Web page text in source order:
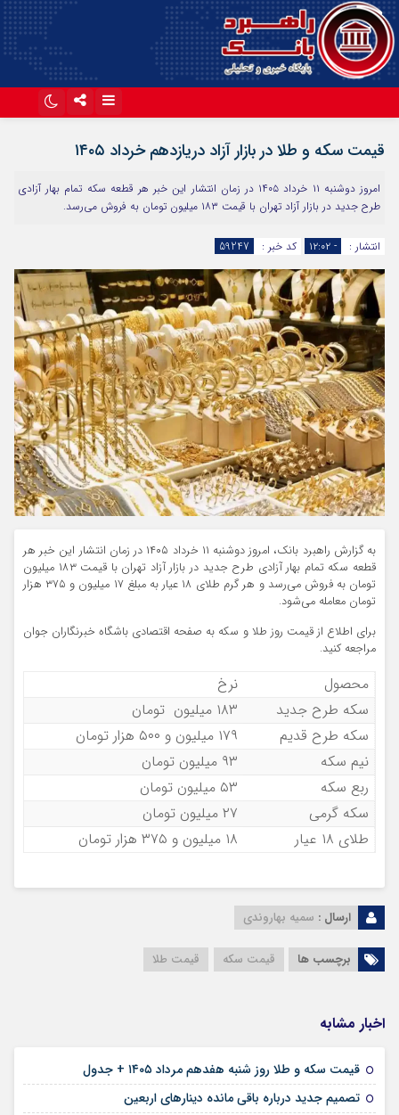
قیمت سکه و طلا در بازار آزاد دریازدهم خرداد ۱۴۰۵
امروز دوشنبه ۱۱ خرداد ۱۴۰۵ در زمان انتشار این خبر هر قطعه سکه تمام بهار آزادی
طرح جدید در بازار آزاد تهران با قیمت ۱۸۳ میلیون تومان به فروش می‌رسد.
انتشار : - ۱۲:۰۲ کد خبر : 59247
به گزارش راهبرد بانک، امروز دوشنبه ۱۱ خرداد ۱۴۰۵ در زمان انتشار این خبر هر
قطعه سکه تمام بهار آزادی طرح جدید در بازار آزاد تهران با قیمت ۱۸۳ میلیون
تومان به فروش می‌رسد و هر گرم طلای ۱۸ عیار به مبلغ ۱۷ میلیون و ۳۷۵ هزار
تومان معامله می‌شود.
برای اطلاع از قیمت روز طلا و سکه به صفحه اقتصادی باشگاه خبرنگاران جوان
مراجعه کنید.
محصول
نرخ
سکه طرح جدید
۱۸۳ میلیون تومان
سکه طرح قدیم
۱۷۹ میلیون و ۵۰۰ هزار تومان
نیم سکه
۹۳ میلیون تومان
ربع سکه
۵۳ میلیون تومان
سکه گرمی
۲۷ میلیون تومان
طلای ۱۸ عیار
۱۸ میلیون و ۳۷۵ هزار تومان
ارسال : سمیه بهاروندی
برچسب ها قیمت سکه قیمت طلا
اخبار مشابه
قیمت سکه و طلا روز شنبه هفدهم مرداد ۱۴۰۵ + جدول
تصمیم جدید درباره باقی مانده دینارهای اربعین